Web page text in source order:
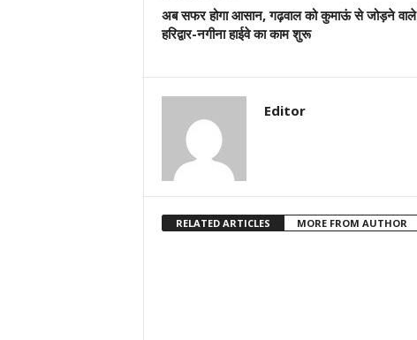
अब सफर होगा आसान, गढ़वाल को कुमाऊं से जोड़ने वाले
हरिद्वार-नगीना हाईवे का काम शुरू
Editor
RELATED ARTICLES MORE FROM AUTHOR